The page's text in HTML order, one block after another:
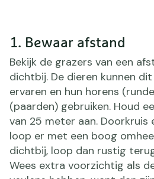
1. Bewaar afstand
Bekijk de grazers van een
dichtbij. De dieren kunnen
ervaren en hun horens
(paarden) gebruiken. Houd
van 25 meter aan. Doorkruis
loop er met een boog
dichtbij, loop dan rustig
Wees extra voorzichtig als